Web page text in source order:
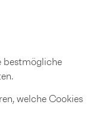
bestmögliche
welche Cookies
company’s
us with a
was